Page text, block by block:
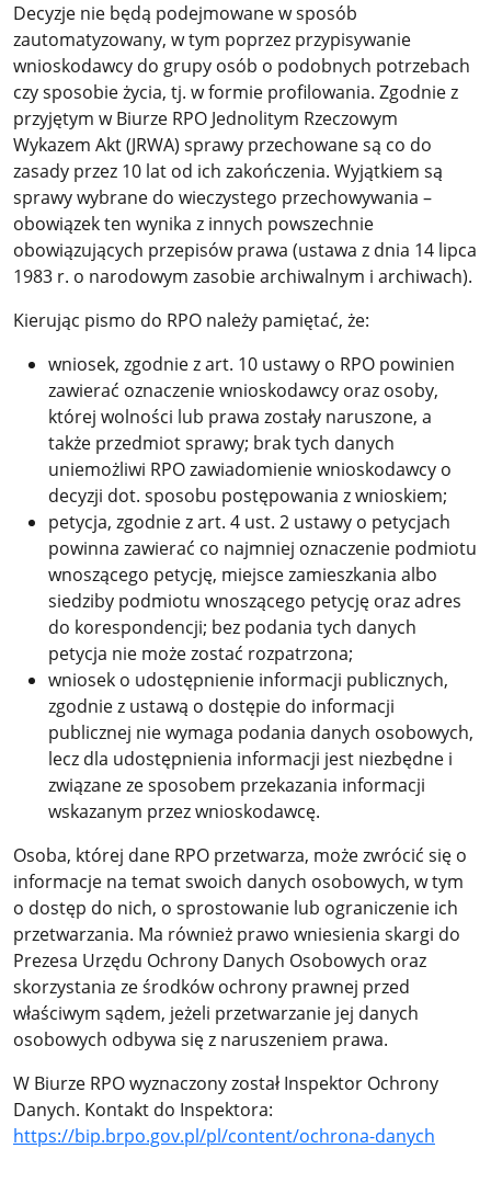
Decyzje nie będą podejmowane w sposób
zautomatyzowany, w tym poprzez przypisywanie
wnioskodawcy do grupy osób o podobnych potrzebach
czy sposobie życia, tj. w formie profilowania. Zgodnie z
przyjętym w Biurze RPO Jednolitym Rzeczowym
Wykazem Akt (JRWA) sprawy przechowane są co do
zasady przez 10 lat od ich zakończenia. Wyjątkiem są
sprawy wybrane do wieczystego przechowywania –
obowiązek ten wynika z innych powszechnie
obowiązujących przepisów prawa (ustawa z dnia 14 lipca
1983 r. o narodowym zasobie archiwalnym i archiwach).
Kierując pismo do RPO należy pamiętać, że:
wniosek, zgodnie z art. 10 ustawy o RPO powinien
zawierać oznaczenie wnioskodawcy oraz osoby,
której wolności lub prawa zostały naruszone, a
także przedmiot sprawy; brak tych danych
uniemożliwi RPO zawiadomienie wnioskodawcy o
decyzji dot. sposobu postępowania z wnioskiem;
petycja, zgodnie z art. 4 ust. 2 ustawy o petycjach
powinna zawierać co najmniej oznaczenie podmiotu
wnoszącego petycję, miejsce zamieszkania albo
siedziby podmiotu wnoszącego petycję oraz adres
do korespondencji; bez podania tych danych
petycja nie może zostać rozpatrzona;
wniosek o udostępnienie informacji publicznych,
zgodnie z ustawą o dostępie do informacji
publicznej nie wymaga podania danych osobowych,
lecz dla udostępnienia informacji jest niezbędne i
związane ze sposobem przekazania informacji
wskazanym przez wnioskodawcę.
Osoba, której dane RPO przetwarza, może zwrócić się o
informacje na temat swoich danych osobowych, w tym
o dostęp do nich, o sprostowanie lub ograniczenie ich
przetwarzania. Ma również prawo wniesienia skargi do
Prezesa Urzędu Ochrony Danych Osobowych oraz
skorzystania ze środków ochrony prawnej przed
właściwym sądem, jeżeli przetwarzanie jej danych
osobowych odbywa się z naruszeniem prawa.
W Biurze RPO wyznaczony został Inspektor Ochrony
Danych. Kontakt do Inspektora:
https://bip.brpo.gov.pl/pl/content/ochrona-danych